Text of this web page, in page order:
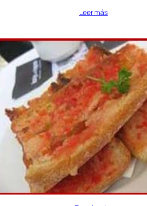
Leer más